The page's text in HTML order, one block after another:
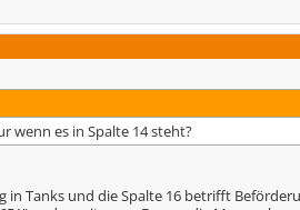
wenn es in Spalte 14 steht?
Tanks und die Spalte 16 betrifft